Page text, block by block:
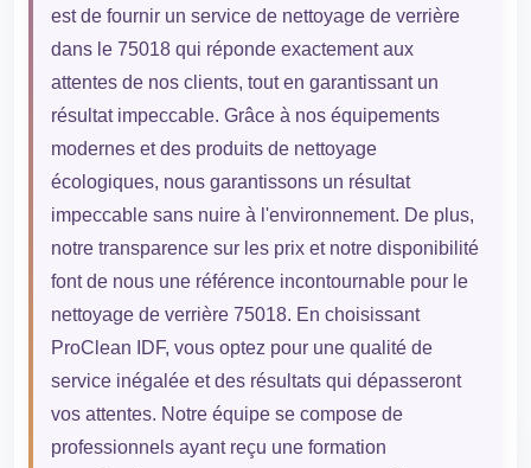
est de fournir un service de nettoyage de verrière
dans le 75018 qui réponde exactement aux
attentes de nos clients, tout en garantissant un
résultat impeccable. Grâce à nos équipements
modernes et des produits de nettoyage
écologiques, nous garantissons un résultat
impeccable sans nuire à l'environnement. De plus,
notre transparence sur les prix et notre disponibilité
font de nous une référence incontournable pour le
nettoyage de verrière 75018. En choisissant
ProClean IDF, vous optez pour une qualité de
service inégalée et des résultats qui dépasseront
vos attentes. Notre équipe se compose de
professionnels ayant reçu une formation